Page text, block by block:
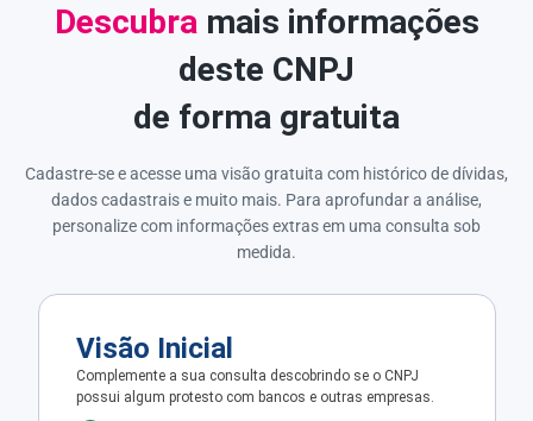
Descubra mais informações
deste CNPJ
de forma gratuita
Cadastre-se e acesse uma visão gratuita com histórico de dívidas,
dados cadastrais e muito mais. Para aprofundar a análise,
personalize com informações extras em uma consulta sob
medida.
Visão Inicial
Complemente a sua consulta descobrindo se o CNPJ
possui algum protesto com bancos e outras empresas.